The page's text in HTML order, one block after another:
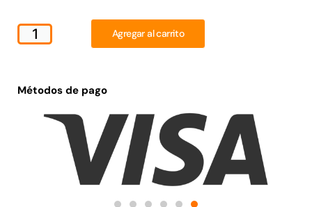
Agregar al carrito
Métodos de pago
Leer más Leer más
37%